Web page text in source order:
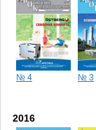
№ 4 № 3
2016